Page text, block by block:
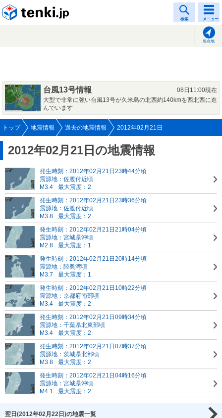
検索 メニュー
現在地
台風13号情報
08日11:00現在
大型で非常に強い台風13号が久米島の北西約140kmを西北西に進
んでいます
トップ 地震情報 過去の地震情報 2012年02月21日
2012年02月21日の地震情報
発生時刻：2012年02月21日23時44分頃
震源地：佐渡付近頃
M3.4
最大震度：2
発生時刻：2012年02月21日23時36分頃
震源地：佐渡付近頃
M3.8
最大震度：2
発生時刻：2012年02月21日21時04分頃
震源地：宮城県沖頃
M2.8
最大震度：1
発生時刻：2012年02月21日20時14分頃
震源地：陸奥湾頃
M3.7
最大震度：1
発生時刻：2012年02月21日10時22分頃
震源地：京都府南部頃
M3.4
最大震度：2
発生時刻：2012年02月21日09時34分頃
震源地：千葉県北東部頃
M3.4
最大震度：2
発生時刻：2012年02月21日07時37分頃
震源地：茨城県北部頃
M3.8
最大震度：2
発生時刻：2012年02月21日04時16分頃
震源地：宮城県沖頃
M4.1
最大震度：2
翌日(2012年02月22日)の地震一覧